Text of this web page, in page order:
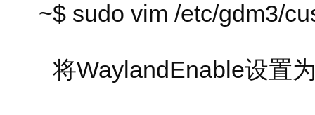
~$ sudo vim /etc/gdm3/
将WaylandEnable设置